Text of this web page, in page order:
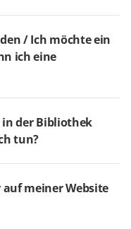
/ Ich möchte ein
ich eine
in der Bibliothek
tun?
meiner Website